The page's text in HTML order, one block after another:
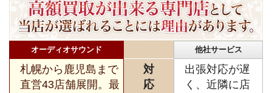
オーディオサウンド 他社サービス
札幌から鹿児島まで
直営43店舗展開。最
対
応
出張対応が遅
く、近隣に店